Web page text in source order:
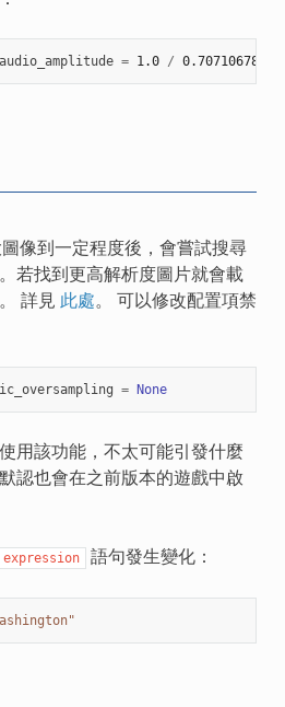
= 1.0 /
圖像到一定程度後，會嘗試搜尋
若找到更高解析度圖片就會載
詳見 此處。 可以修改配置項禁
= None
用該功能，不太可能引發什麼
認也會在之前版本的遊戲中啟
expression 語句發生變化：